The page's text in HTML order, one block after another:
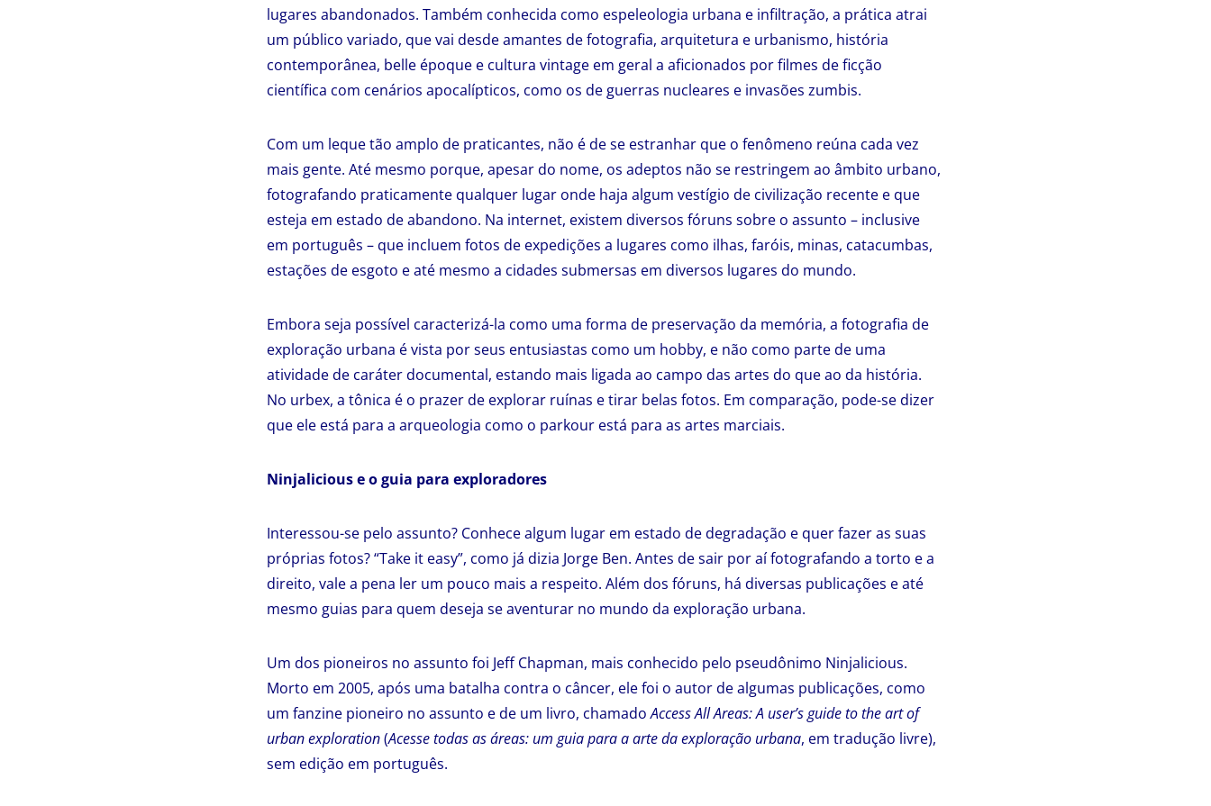
lugares abandonados. Também conhecida como espeleologia urbana e infiltração, a prática atrai
um público variado, que vai desde amantes de fotografia, arquitetura e urbanismo, história
contemporânea, belle époque e cultura vintage em geral a aficionados por filmes de ficção
científica com cenários apocalípticos, como os de guerras nucleares e invasões zumbis.
Com um leque tão amplo de praticantes, não é de se estranhar que o fenômeno reúna cada vez
mais gente. Até mesmo porque, apesar do nome, os adeptos não se restringem ao âmbito urbano,
fotografando praticamente qualquer lugar onde haja algum vestígio de civilização recente e que
esteja em estado de abandono. Na internet, existem diversos fóruns sobre o assunto – inclusive
em português – que incluem fotos de expedições a lugares como ilhas, faróis, minas, catacumbas,
estações de esgoto e até mesmo a cidades submersas em diversos lugares do mundo.
Embora seja possível caracterizá-la como uma forma de preservação da memória, a fotografia de
exploração urbana é vista por seus entusiastas como um hobby, e não como parte de uma
atividade de caráter documental, estando mais ligada ao campo das artes do que ao da história.
No urbex, a tônica é o prazer de explorar ruínas e tirar belas fotos. Em comparação, pode-se dizer
que ele está para a arqueologia como o parkour está para as artes marciais.
Ninjalicious e o guia para exploradores
Interessou-se pelo assunto? Conhece algum lugar em estado de degradação e quer fazer as suas
próprias fotos? “Take it easy”, como já dizia Jorge Ben. Antes de sair por aí fotografando a torto e a
direito, vale a pena ler um pouco mais a respeito. Além dos fóruns, há diversas publicações e até
mesmo guias para quem deseja se aventurar no mundo da exploração urbana.
Um dos pioneiros no assunto foi Jeff Chapman, mais conhecido pelo pseudônimo Ninjalicious.
Morto em 2005, após uma batalha contra o câncer, ele foi o autor de algumas publicações, como
um fanzine pioneiro no assunto e de um livro, chamadoAccess All Areas: A user’s guide to the art of
urban exploration(Acesse todas as áreas: um guia para a arte da exploração urbana, em tradução livre),
sem edição em português.